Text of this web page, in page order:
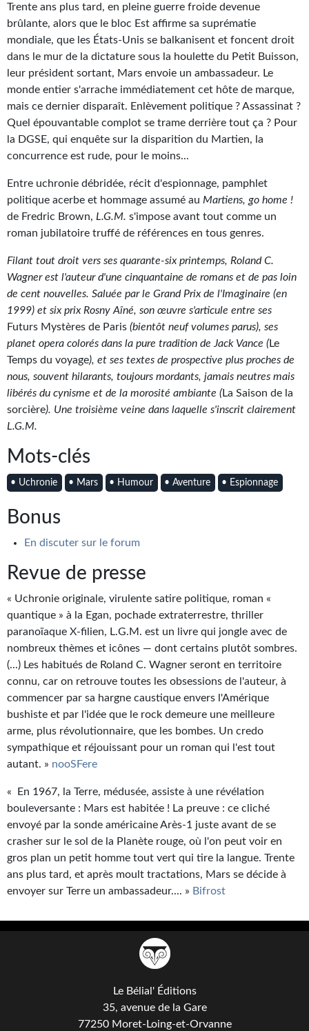
Le blog
Le prix des lecteurs
GOODIES
Goodies Gotland
Tirages d’art Une Heure-Lumière
PLUS
À paraître
Revue de presse
Newsletter
Le Bélial' sur Youtube
LE BLOG BIFROST
Tous les articles
La Bibliothèque orbitale
Journal d'un homme des bois
FORUMS
CONTACT
Nous contacter
F.A.Q.
Soumettre un manuscrit
Support technique
Trente ans plus tard, en pleine guerre froide devenue
brûlante, alors que le bloc Est affirme sa suprématie
mondiale, que les États-Unis se balkanisent et foncent droit
dans le mur de la dictature sous la houlette du Petit Buisson,
leur président sortant, Mars envoie un ambassadeur. Le
monde entier s'arrache immédiatement cet hôte de marque,
mais ce dernier disparaît. Enlèvement politique ? Assassinat ?
Quel épouvantable complot se trame derrière tout ça ? Pour
la DGSE, qui enquête sur la disparition du Martien, la
concurrence est rude, pour le moins...
Entre uchronie débridée, récit d'espionnage, pamphlet
politique acerbe et hommage assumé au Martiens, go home !
de Fredric Brown, L.G.M. s'impose avant tout comme un
roman jubilatoire truffé de références en tous genres.
Filant tout droit vers ses quarante-six printemps, Roland C.
Wagner est l'auteur d'une cinquantaine de romans et de pas loin
de cent nouvelles. Saluée par le Grand Prix de l'Imaginaire (en
1999) et six prix Rosny Aîné, son œuvre s'articule entre ses
Futurs Mystères de Paris (bientôt neuf volumes parus), ses
planet opera colorés dans la pure tradition de Jack Vance (Le
Temps du voyage), et ses textes de prospective plus proches de
nous, souvent hilarants, toujours mordants, jamais neutres mais
libérés du cynisme et de la morosité ambiante (La Saison de la
sorcière). Une troisième veine dans laquelle s'inscrit clairement
L.G.M.
Mots-clés
• Uchronie • Mars • Humour • Aventure • Espionnage
Bonus
En discuter sur le forum
Revue de presse
« Uchronie originale, virulente satire politique, roman «
quantique » à la Egan, pochade extraterrestre, thriller
paranoïaque X-filien, L.G.M. est un livre qui jongle avec de
nombreux thèmes et icônes — dont certains plutôt sombres.
(...) Les habitués de Roland C. Wagner seront en territoire
connu, car on retrouve toutes les obsessions de l'auteur, à
commencer par sa hargne caustique envers l'Amérique
bushiste et par l'idée que le rock demeure une meilleure
arme, plus révolutionnaire, que les bombes. Un credo
sympathique et réjouissant pour un roman qui l'est tout
autant. » nooSFere
« En 1967, la Terre, médusée, assiste à une révélation
bouleversante : Mars est habitée ! La preuve : ce cliché
envoyé par la sonde américaine Arès-1 juste avant de se
crasher sur le sol de la Planète rouge, où l'on peut voir en
gros plan un petit homme tout vert qui tire la langue. Trente
ans plus tard, et après moult tractations, Mars se décide à
envoyer sur Terre un ambassadeur.... » Bifrost
Le Bélial' Éditions
35, avenue de la Gare
77250 Moret-Loing-et-Orvanne